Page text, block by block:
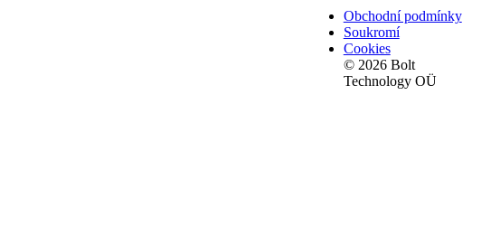
Obchodní podmínky
Soukromí
Cookies
© 2026 Bolt
Technology OÜ